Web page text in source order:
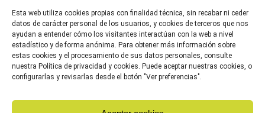
Esta web utiliza cookies propias con finalidad técnica, sin recabar ni ceder
datos de carácter personal de los usuarios, y cookies de terceros que nos
ayudan a entender cómo los visitantes interactúan con la web a nivel
estadístico y de forma anónima. Para obtener más información sobre
estas cookies y el procesamiento de sus datos personales, consulte
nuestra Política de privacidad y cookies. Puede aceptar nuestras cookies, o
configurarlas y revisarlas desde el botón "Ver preferencias".